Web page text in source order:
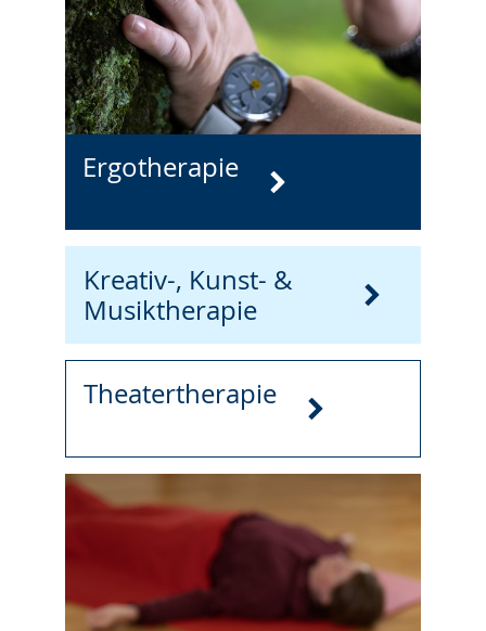
Ergotherapie
Kreativ-, Kunst- &
Musiktherapie
Theatertherapie